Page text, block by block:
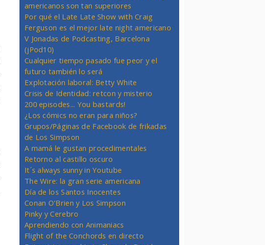
americanos son tan superiores
Por qué el Late Late Show with Craig
Ferguson es el mejor late night americano
V Jonadas de Podcasting, Barcelona
(jPod10)
Cualquier tiempo pasado fue peor y el
futuro también lo será
Explotación laboral: Betty White
Crisis de Identidad: retcon y misterio
200 episodes... You bastards!
¿Los cómics no eran para niños?
Grupos/Páginas de Facebook de frikadas
de Los Simpson
A mamá le gustan procedimentales
Retorno al castillo oscuro
It´s always sunny in Youtube
The Wire: la gran serie americana
Día de los Santos Inocentes
Conan O'Brien y Los Simpson
Pinky y Cerebro
Aprendiendo con Animaniacs
Flight of the Conchords en directo